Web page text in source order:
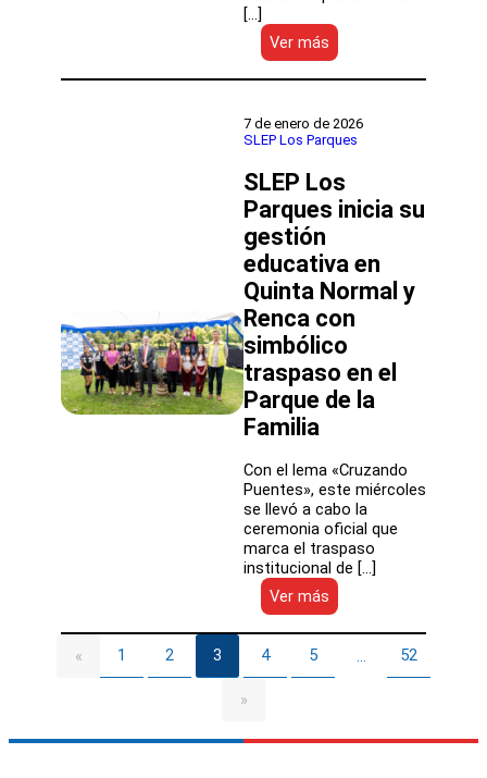
[…]
Ver más
Con
un
a
“creer
la
fuerza
de
educación
pública”
el
SLEP
Diguillín
entró
en
régimen
7 de enero de 2026
SLEP Los Parques
SLEP Los
Parques inicia su
gestión
educativa en
Quinta Normal y
Renca con
simbólico
traspaso en el
Parque de la
Familia
Con el lema «Cruzando
Puentes», este miércoles
se llevó a cabo la
ceremonia oficial que
marca el traspaso
institucional de […]
Ver más
SLEP
Los
inicia
« 1 2 3 4 5 … 52
»